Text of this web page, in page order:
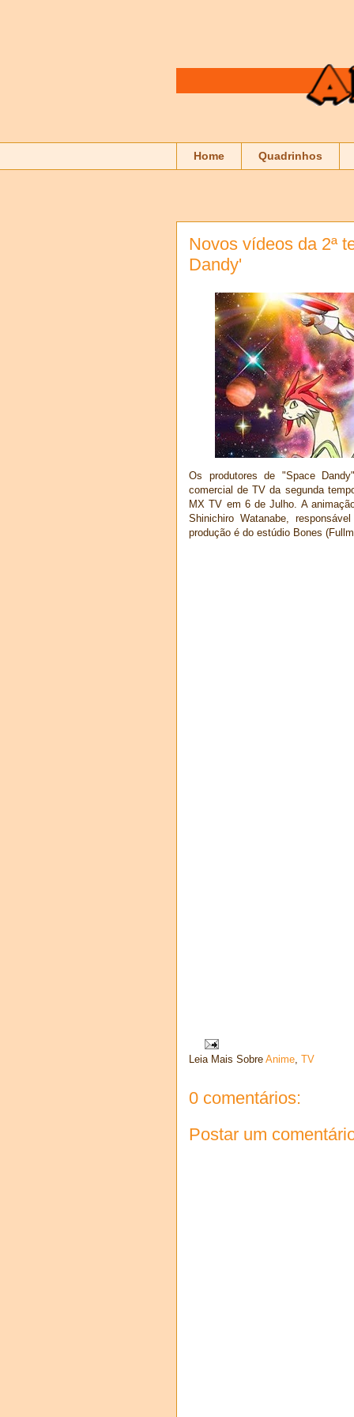
Home Quadrinhos
Novos vídeos da 2ª
Dandy'
Os produtores de "Space
comercial de TV da segunda
MX TV em 6 de Julho. A
Shinichiro Watanabe,
produção é do estúdio Bones
Leia Mais Sobre Anime, TV
0 comentários:
Postar um